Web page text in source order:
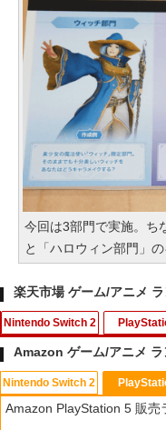
今回は3部門で実施。ち
と「ハロウィン部門」
楽天市場 ゲーム/アニメ
Nintendo Switch 2
1
【
1
シ
【
1
花
ay
Amazon ゲーム/アニメ ラ
Nintendo Switch 2
Amazon PlayStation 5 販売